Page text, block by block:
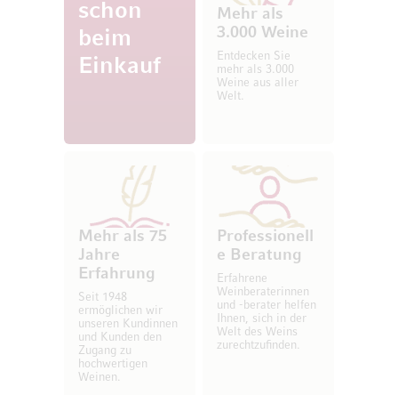
schon
beim
Einkauf
Mehr als
3.000 Weine
Entdecken Sie
mehr als 3.000
Weine aus aller
Welt.
Mehr als 75
Jahre
Erfahrung
Seit 1948
ermöglichen wir
unseren Kundinnen
und Kunden den
Zugang zu
hochwertigen
Weinen.
Professionell
e Beratung
Erfahrene
Weinberaterinnen
und -berater helfen
Ihnen, sich in der
Welt des Weins
zurechtzufinden.